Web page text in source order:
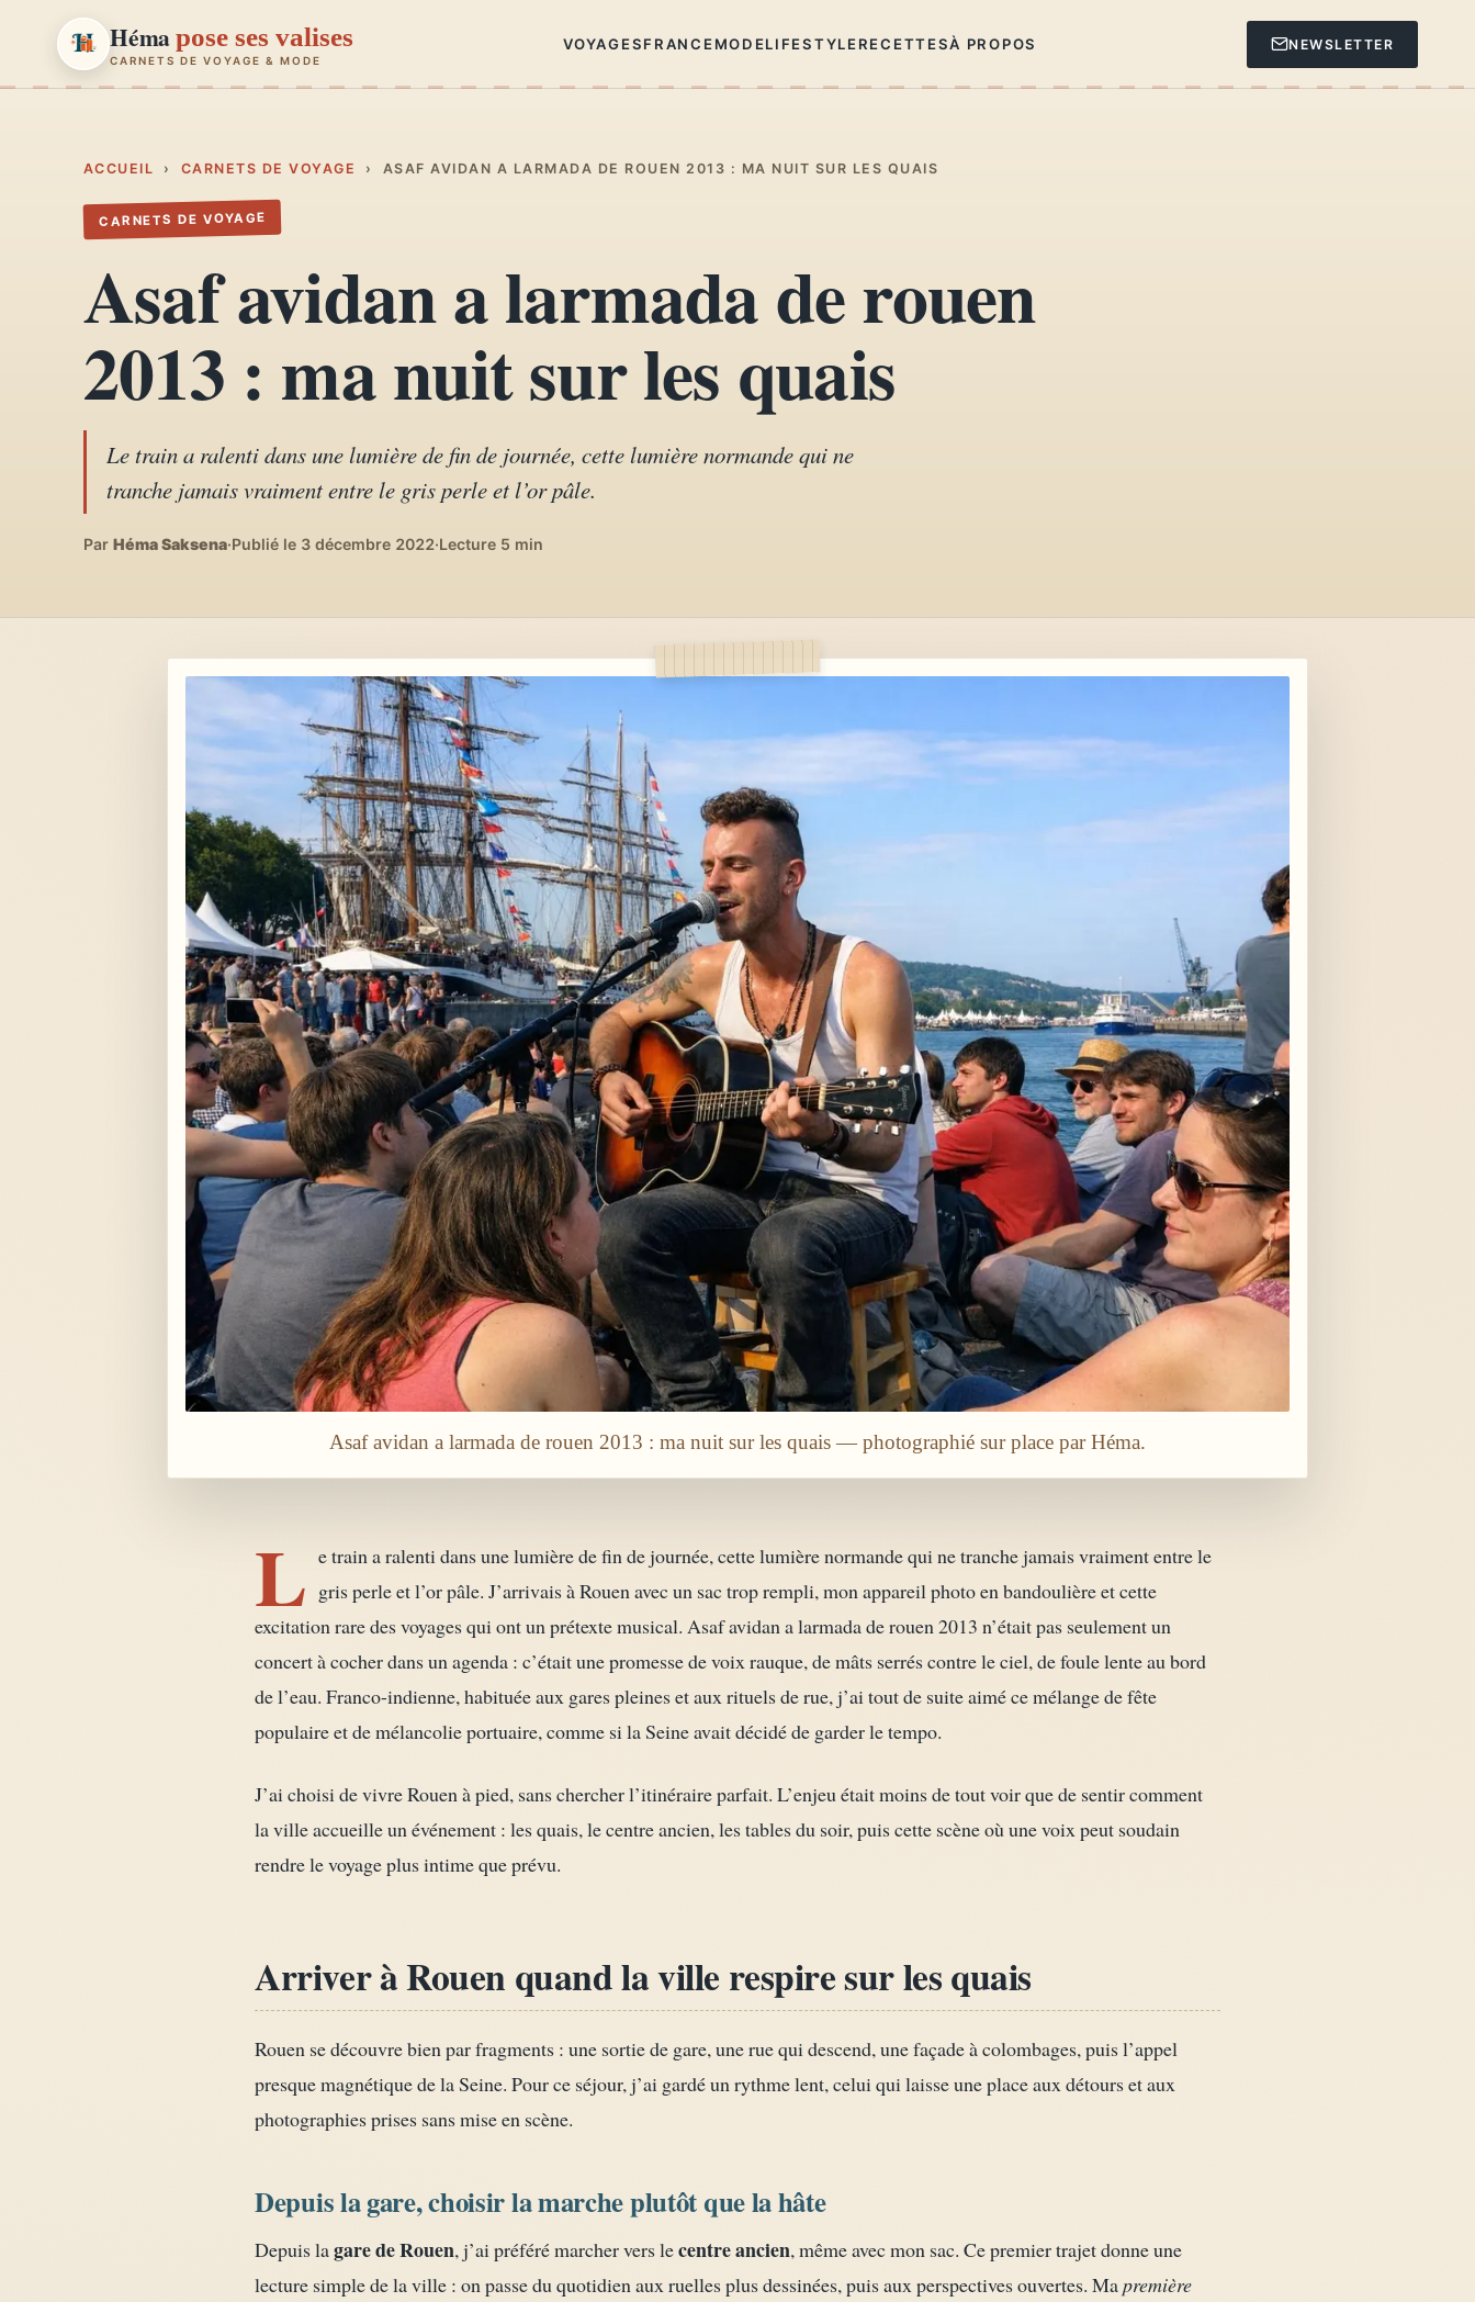
Hémapose ses valises
CARNETS DE VOYAGE & MODE
VOYAGESFRANCEMODELIFESTYLERECETTESÀ PROPOS NEWSLETTER
01 Carnets de voyage
Escapades en France
Provence, Paris, Marseille…
Mode et style
Lifestyle & déco
Cuisines voyageuses
À propos
ACCUEIL › CARNETS DE VOYAGE › ASAF AVIDAN A LARMADA DE ROUEN 2013 : MA NUIT SUR LES QUAIS
CARNETS DE VOYAGE
Asaf avidan a larmada de rouen
2013 : ma nuit sur les quais
Le train a ralenti dans une lumière de fin de journée, cette lumière normande qui ne
tranche jamais vraiment entre le gris perle et l’or pâle.
Par Héma Saksena·Publié le 3 décembre 2022·Lecture 5 min
Asaf avidan a larmada de rouen 2013 : ma nuit sur les quais — photographié sur place par Héma.
L e train a ralenti dans une lumière de fin de journée, cette lumière normande qui ne tranche jamais vraiment entre le
gris perle et l’or pâle. J’arrivais à Rouen avec un sac trop rempli, mon appareil photo en bandoulière et cette
excitation rare des voyages qui ont un prétexte musical. Asaf avidan a larmada de rouen 2013 n’était pas seulement un
concert à cocher dans un agenda : c’était une promesse de voix rauque, de mâts serrés contre le ciel, de foule lente au bord
de l’eau. Franco-indienne, habituée aux gares pleines et aux rituels de rue, j’ai tout de suite aimé ce mélange de fête
populaire et de mélancolie portuaire, comme si la Seine avait décidé de garder le tempo.
J’ai choisi de vivre Rouen à pied, sans chercher l’itinéraire parfait. L’enjeu était moins de tout voir que de sentir comment
la ville accueille un événement : les quais, le centre ancien, les tables du soir, puis cette scène où une voix peut soudain
rendre le voyage plus intime que prévu.
Arriver à Rouen quand la ville respire sur les quais
Rouen se découvre bien par fragments : une sortie de gare, une rue qui descend, une façade à colombages, puis l’appel
presque magnétique de la Seine. Pour ce séjour, j’ai gardé un rythme lent, celui qui laisse une place aux détours et aux
photographies prises sans mise en scène.
Depuis la gare, choisir la marche plutôt que la hâte
Depuis lagare de Rouen, j’ai préféré marcher vers lecentre ancien, même avec mon sac. Ce premier trajet donne une
lecture simple de la ville : on passe du quotidien aux ruelles plus dessinées, puis aux perspectives ouvertes. Mapremière